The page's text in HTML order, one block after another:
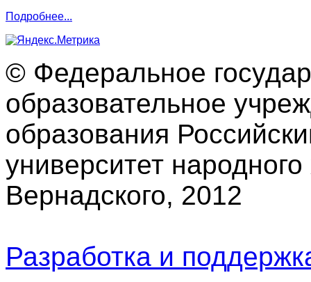
Подробнее...
© Федеральное
образовательное
образования
университет
Вернадского, 2012
Разработка и